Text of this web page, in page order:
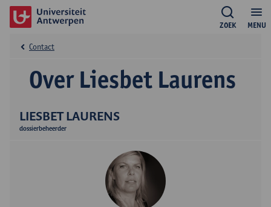
MENU
ZOEK
LIESBET LAURENS
dossierbeheerder
Over Liesbet Laurens
Contact